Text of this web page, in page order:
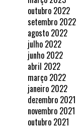
outubro 2022
setembro 2022
agosto 2022
julho 2022
junho 2022
abril 2022
março 2022
janeiro 2022
dezembro 2021
novembro 2021
outubro 2021